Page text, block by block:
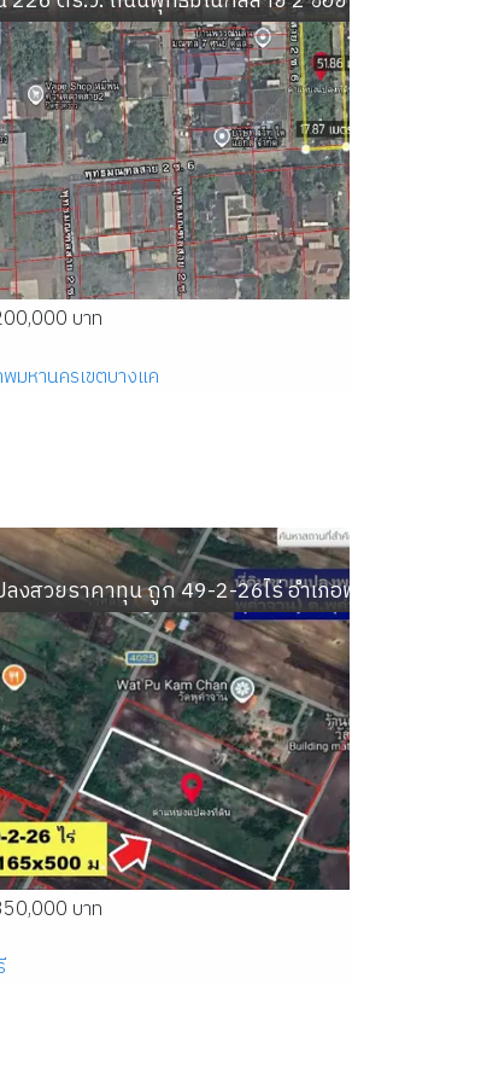
บาท
พมหานครเขตบางแค
พงสวยราคาทุน ถูก 49-2-26ไร่ อำเภอพระพุทธบาท
บาท